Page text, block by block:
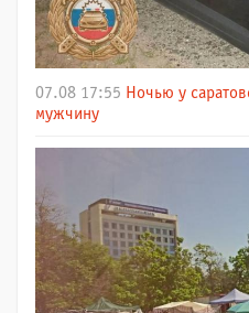
07.08 17:55 Ночью у
мужчину